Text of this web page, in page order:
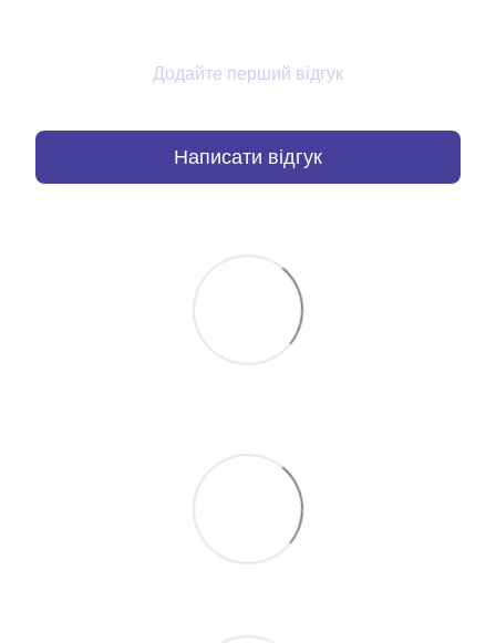
Додайте перший відгук
Написати відгук